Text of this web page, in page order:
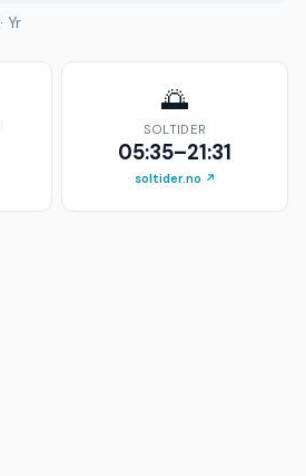
· Yr
🌅
SOLTIDER
05:35–21:31
soltider.no ↗